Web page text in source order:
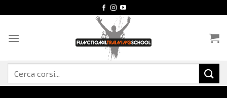
ai